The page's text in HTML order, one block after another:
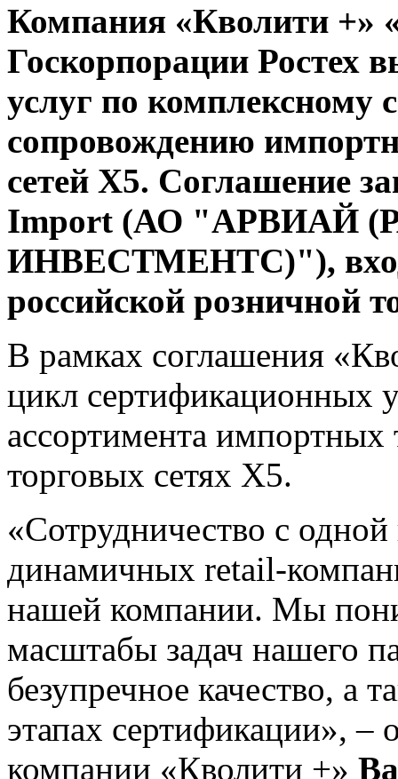
Компания «Кволити +»
Госкорпорации Ростех
услуг по комплексному
сопровождению
сетей X5. Соглашение
Import (АО "АРВИАЙ
ИНВЕСТМЕНТС)"),
российской розничной
В рамках соглашения
цикл сертификационных
ассортимента импортных
торговых сетях X5.
«Сотрудничество с
динамичных retail-
нашей компании. Мы
масштабы задач нашего
безупречное качество, а
этапах сертификации», –
компании «Кволити +»